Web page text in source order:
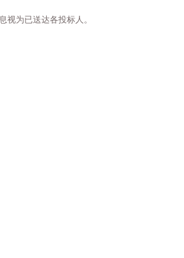
视为已送达各投标人。